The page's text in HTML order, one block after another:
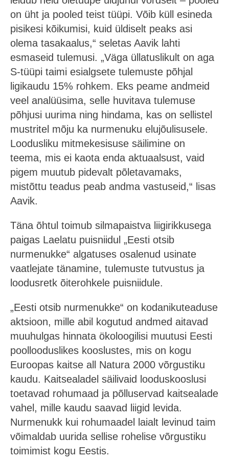
on üht ja pooled teist tüüpi. Võib küll esineda
pisikesi kõikumisi, kuid üldiselt peaks asi
olema tasakaalus,“ seletas Aavik lahti
esmaseid tulemusi. „Väga üllatuslikult on aga
S-tüüpi taimi esialgsete tulemuste põhjal
ligikaudu 15% rohkem. Eks peame andmeid
veel analüüsima, selle huvitava tulemuse
põhjusi uurima ning hindama, kas on sellistel
mustritel mõju ka nurmenuku elujõulisusele.
Loodusliku mitmekesisuse säilimine on
teema, mis ei kaota enda aktuaalsust, vaid
pigem muutub pidevalt põletavamaks,
mistõttu teadus peab andma vastuseid,“ lisas
Aavik.
Täna õhtul toimub silmapaistva liigirikkusega
paigas Laelatu puisniidul „Eesti otsib
nurmenukke“ algatuses osalenud usinate
vaatlejate tänamine, tulemuste tutvustus ja
loodusretk õiterohkele puisniidule.
„Eesti otsib nurmenukke“ on kodanikuteaduse
aktsioon, mille abil kogutud andmed aitavad
muuhulgas hinnata ökoloogilisi muutusi Eesti
poollooduslikes kooslustes, mis on kogu
Euroopas kaitse all Natura 2000 võrgustiku
kaudu. Kaitsealadel säilivaid looduskooslusi
toetavad rohumaad ja põlluservad kaitsealade
vahel, mille kaudu saavad liigid levida.
Nurmenukk kui rohumaadel laialt levinud taim
võimaldab uurida sellise rohelise võrgustiku
toimimist kogu Eestis.